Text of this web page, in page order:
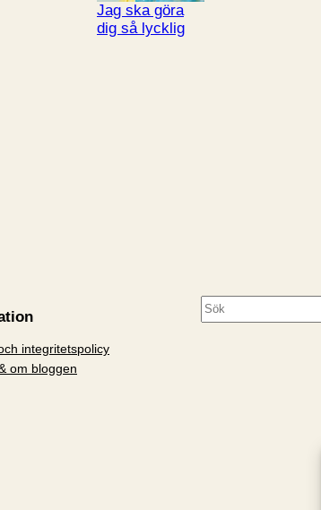
Jag ska göra
dig så lycklig
integritetspolicy
om bloggen
S